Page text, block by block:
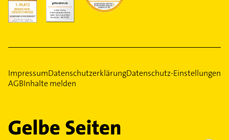
ImpressumDatenschutzerklärungDatenschutz-Einstellungen
AGBInhalte melden